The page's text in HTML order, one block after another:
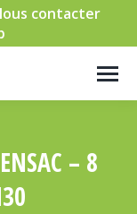
contacter
– 8